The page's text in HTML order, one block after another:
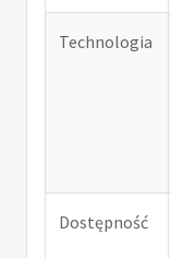
Technologia
Dostępność